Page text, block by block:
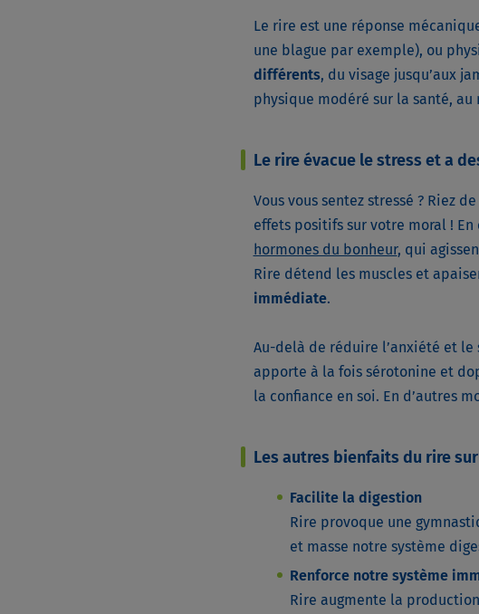
Le rire est une réponse
une blague par exemple), ou
différents, du visage jusqu’aux
physique modéré sur la santé,
Le rire évacue le stress et a
Vous vous sentez stressé ? Riez
effets positifs sur votre moral !
hormones du bonheur, qui
Rire détend les muscles et
immédiate.
Au-delà de réduire l’anxiété et le
apporte à la fois sérotonine et
la confiance en soi. En d’autres
Les autres bienfaits du rire
Facilite la digestion
Rire provoque une
et masse notre système
Renforce notre système
Rire augmente la